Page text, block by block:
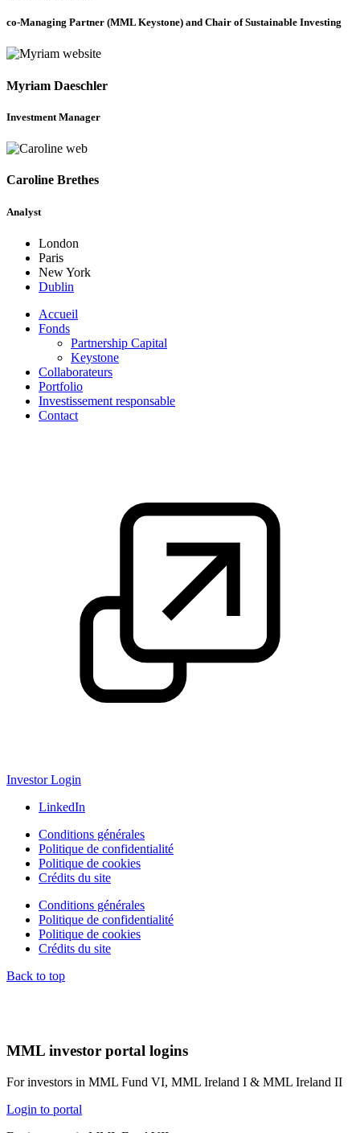
co-Managing Partner (MML Keystone) and Chair of Sustainable Investing
Myriam Daeschler
Investment Manager
Caroline Brethes
Analyst
London
Paris
New York
Dublin
Accueil
Fonds
Partnership Capital
Keystone
Collaborateurs
Portfolio
Investissement responsable
Contact
Investor Login
LinkedIn
Conditions générales
Politique de confidentialité
Politique de cookies
Crédits du site
Conditions générales
Politique de confidentialité
Politique de cookies
Crédits du site
Back to top
MML investor portal logins
For investors in MML Fund VI, MML Ireland I & MML Ireland II
Login to portal